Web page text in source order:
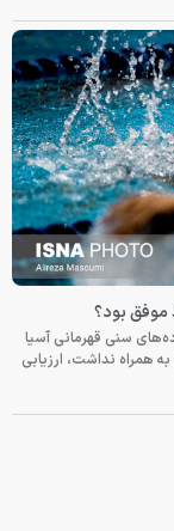
موفق بود؟
سنی قهرمانی آسیا
به همراه نداشت، ارزیابی